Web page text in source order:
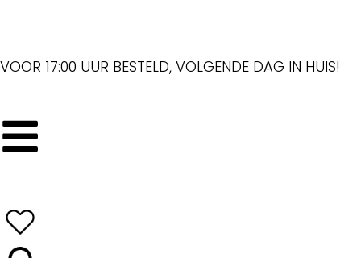
VOOR 17:00 UUR BESTELD, VOLGENDE DAG IN HUIS!